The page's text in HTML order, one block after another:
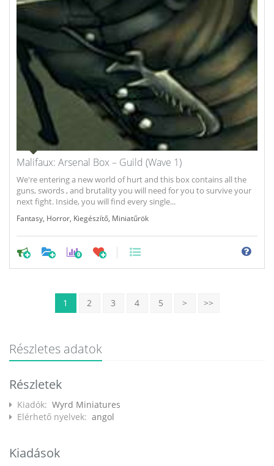
Malifaux: Arsenal Box – Guild (Wave 1)
We're entering a new world of hurt and this box contains all the
guns, swords , and brutality you will need for you to survive your
next fight. Inside, you will find every single...
Fantasy Horror Kiegészítő Miniatűrök
0
1 2 3 4 5 > >>
Részletes adatok
Részletek
Kiadók: Wyrd Miniatures
Elérhető nyelvek: angol
Kiadások